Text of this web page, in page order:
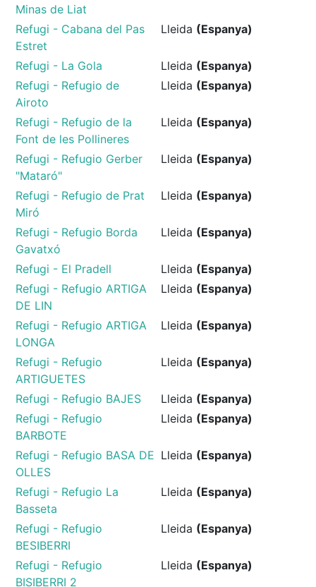
Minas de Liat
Refugi - Cabana del Pas
Estret
Lleida (Espanya)
Refugi - La Gola Lleida (Espanya)
Refugi - Refugio de
Airoto
Lleida (Espanya)
Refugi - Refugio de la
Font de les Pollineres
Lleida (Espanya)
Refugi - Refugio Gerber
"Mataró"
Lleida (Espanya)
Refugi - Refugio de Prat
Miró
Lleida (Espanya)
Refugi - Refugio Borda
Gavatxó
Lleida (Espanya)
Refugi - El Pradell Lleida (Espanya)
Refugi - Refugio ARTIGA
DE LIN
Lleida (Espanya)
Refugi - Refugio ARTIGA
LONGA
Lleida (Espanya)
Refugi - Refugio
ARTIGUETES
Lleida (Espanya)
Refugi - Refugio BAJES Lleida (Espanya)
Refugi - Refugio
BARBOTE
Lleida (Espanya)
Refugi - Refugio BASA DE
OLLES
Lleida (Espanya)
Refugi - Refugio La
Basseta
Lleida (Espanya)
Refugi - Refugio
BESIBERRI
Lleida (Espanya)
Refugi - Refugio
BISIBERRI 2
Lleida (Espanya)